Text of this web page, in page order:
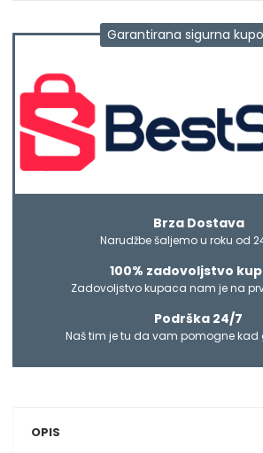
Garantirana sigurna
Brza Dostava
Narudžbe šaljemo u roku od
100% zadovoljstvo
Zadovoljstvo kupaca nam je na
Podrška 24/7
Naš tim je tu da vam pomogne kad
OPIS